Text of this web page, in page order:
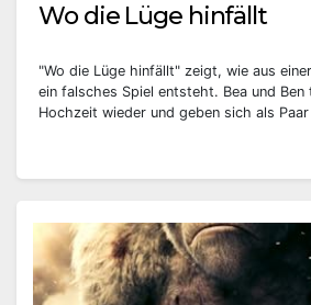
Wo die Lüge hinfällt
"Wo die Lüge hinfällt" zeigt, wie aus
ein falsches Spiel entsteht. Bea und
Hochzeit wieder und geben sich als